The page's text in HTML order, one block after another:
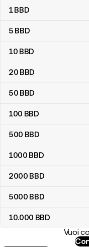
Tabella di conversione
1BBD
5 BBD
10 BBD
20 BBD
50 BBD
100 BBD
500 BBD
1000 BBD
2000 BBD
5000 BBD
10.000 BBD
Vuoi